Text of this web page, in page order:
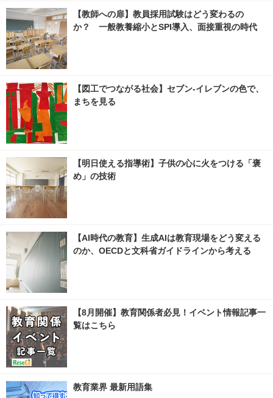
【教師への扉】教員採用試験はどう変わるの
か？ 一般教養縮小とSPI導入、面接重視の時代
【図工でつながる社会】セブン‐イレブンの色で、
まちを見る
【明日使える指導術】子供の心に火をつける「褒
め」の技術
【AI時代の教育】生成AIは教育現場をどう変える
のか、OECDと文科省ガイドラインから考える
【8月開催】教育関係者必見！イベント情報記事一
覧はこちら
教育業界 最新用語集